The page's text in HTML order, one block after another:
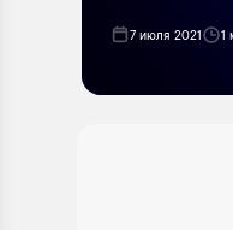
7 июля 2021 1